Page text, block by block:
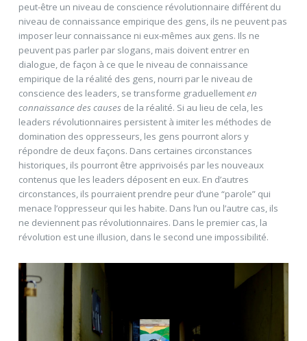
peut-être un niveau de conscience révolutionnaire différent du
niveau de connaissance empirique des gens, ils ne peuvent pas
imposer leur connaissance ni eux-mêmes aux gens. Ils ne
peuvent pas parler par slogans, mais doivent entrer en
dialogue, de façon à ce que le niveau de connaissance
empirique de la réalité des gens, nourri par le niveau de
conscience des leaders, se transforme graduellementen
connaissance des causes de la réalité. Si au lieu de cela, les
leaders révolutionnaires persistent à imiter les méthodes de
domination des oppresseurs, les gens pourront alors y
répondre de deux façons. Dans certaines circonstances
historiques, ils pourront être apprivoisés par les nouveaux
contenus que les leaders déposent en eux. En d’autres
circonstances, ils pourraient prendre peur d’une “parole” qui
menace l’oppresseur qui les habite. Dans l’un ou l’autre cas, ils
ne deviennent pas révolutionnaires. Dans le premier cas, la
révolution est une illusion, dans le second une impossibilité.